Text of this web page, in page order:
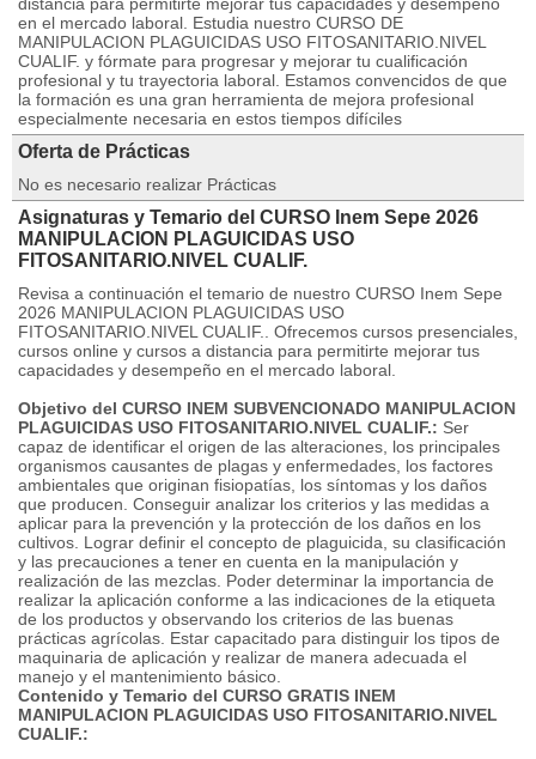
en el mercado laboral. Estudia nuestro CURSO DE
MANIPULACION PLAGUICIDAS USO FITOSANITARIO.NIVEL
CUALIF. y fórmate para progresar y mejorar tu cualificación
profesional y tu trayectoria laboral. Estamos convencidos de que
la formación es una gran herramienta de mejora profesional
especialmente necesaria en estos tiempos difíciles
Oferta de Prácticas
No es necesario realizar Prácticas
Asignaturas y Temario del CURSO Inem Sepe 2026
MANIPULACION PLAGUICIDAS USO
FITOSANITARIO.NIVEL CUALIF.
Revisa a continuación el temario de nuestro CURSO Inem Sepe
2026 MANIPULACION PLAGUICIDAS USO
FITOSANITARIO.NIVEL CUALIF.. Ofrecemos cursos presenciales,
cursos online y cursos a distancia para permitirte mejorar tus
capacidades y desempeño en el mercado laboral.
Objetivo del CURSO INEM SUBVENCIONADO MANIPULACION
PLAGUICIDAS USO FITOSANITARIO.NIVEL CUALIF.: Ser
capaz de identificar el origen de las alteraciones, los principales
organismos causantes de plagas y enfermedades, los factores
ambientales que originan fisiopatías, los síntomas y los daños
que producen. Conseguir analizar los criterios y las medidas a
aplicar para la prevención y la protección de los daños en los
cultivos. Lograr definir el concepto de plaguicida, su clasificación
y las precauciones a tener en cuenta en la manipulación y
realización de las mezclas. Poder determinar la importancia de
realizar la aplicación conforme a las indicaciones de la etiqueta
de los productos y observando los criterios de las buenas
prácticas agrícolas. Estar capacitado para distinguir los tipos de
maquinaria de aplicación y realizar de manera adecuada el
manejo y el mantenimiento básico.
Contenido y Temario del CURSO GRATIS INEM
MANIPULACION PLAGUICIDAS USO FITOSANITARIO.NIVEL
CUALIF.: